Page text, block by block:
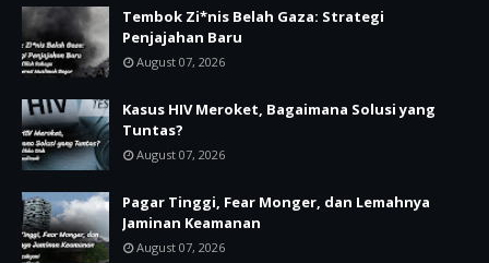
Tembok Zi*nis Belah Gaza: Strategi
Penjajahan Baru
August 07, 2026
Kasus HIV Meroket, Bagaimana Solusi yang
Tuntas?
August 07, 2026
Pagar Tinggi, Fear Monger, dan Lemahnya
Jaminan Keamanan
August 07, 2026